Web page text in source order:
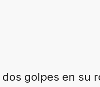
golpes en su